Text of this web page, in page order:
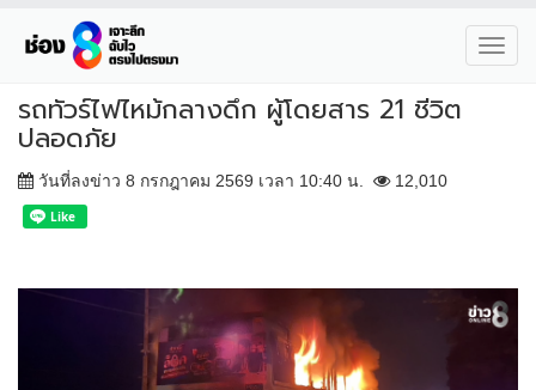
รถทัวร์ไฟไหม้กลางดึก ผู้โดยสาร 21 ชีวิต
ปลอดภัย
วันที่ลงข่าว 8 กรกฎาคม 2569 เวลา 10:40 น. 12,010